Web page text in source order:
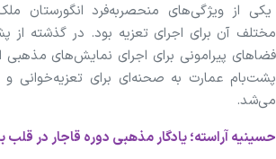
یکی از ویژگی‌های منحصر‌به‌فرد انگورستان
مختلف آن برای اجرای تعزیه بود. در گذشته از
فضا‌های پیرامونی برای اجرای نمایش‌های
پشت‌بام عمارت به صحنه‌ای برای
می‌شد.
حسینیه آراسته؛ یادگار مذهبی دوره قاجار در قلب